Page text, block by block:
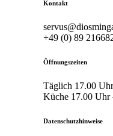
Kontakt
+49 (0) 89
Öffnungszeiten
Täglich 17.00
Küche 17.00 Uhr
Datenschutzhinweise